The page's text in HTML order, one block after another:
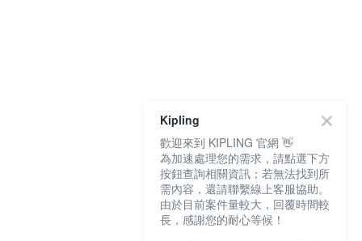
Kipling
歡迎來到 KIPLING 官網 👋
為加速處理您的需求，請點選下方
按鈕查詢相關資訊；若無法找到所
需內容，還請聯繫線上客服協助。
由於目前案件量較大，回覆時間較
長，感謝您的耐心等候！